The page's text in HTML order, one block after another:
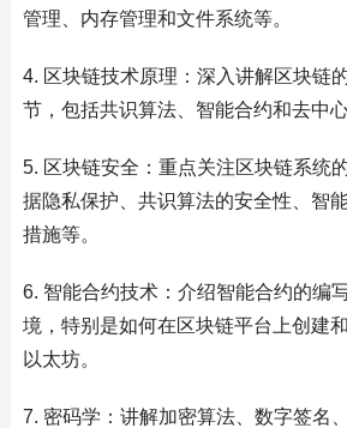
管理、内存管理和文件系统等。
4. 区块链技术原理：深入讲解区块链
节，包括共识算法、智能合约和去中心
5. 区块链安全：重点关注区块链系统
据隐私保护、共识算法的安全性、智
措施等。
6. 智能合约技术：介绍智能合约的编
境，特别是如何在区块链平台上创建
以太坊。
7. 密码学：讲解加密算法、数字签名